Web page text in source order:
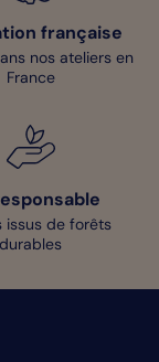
française
nos ateliers en
France
issus de forêts
durables